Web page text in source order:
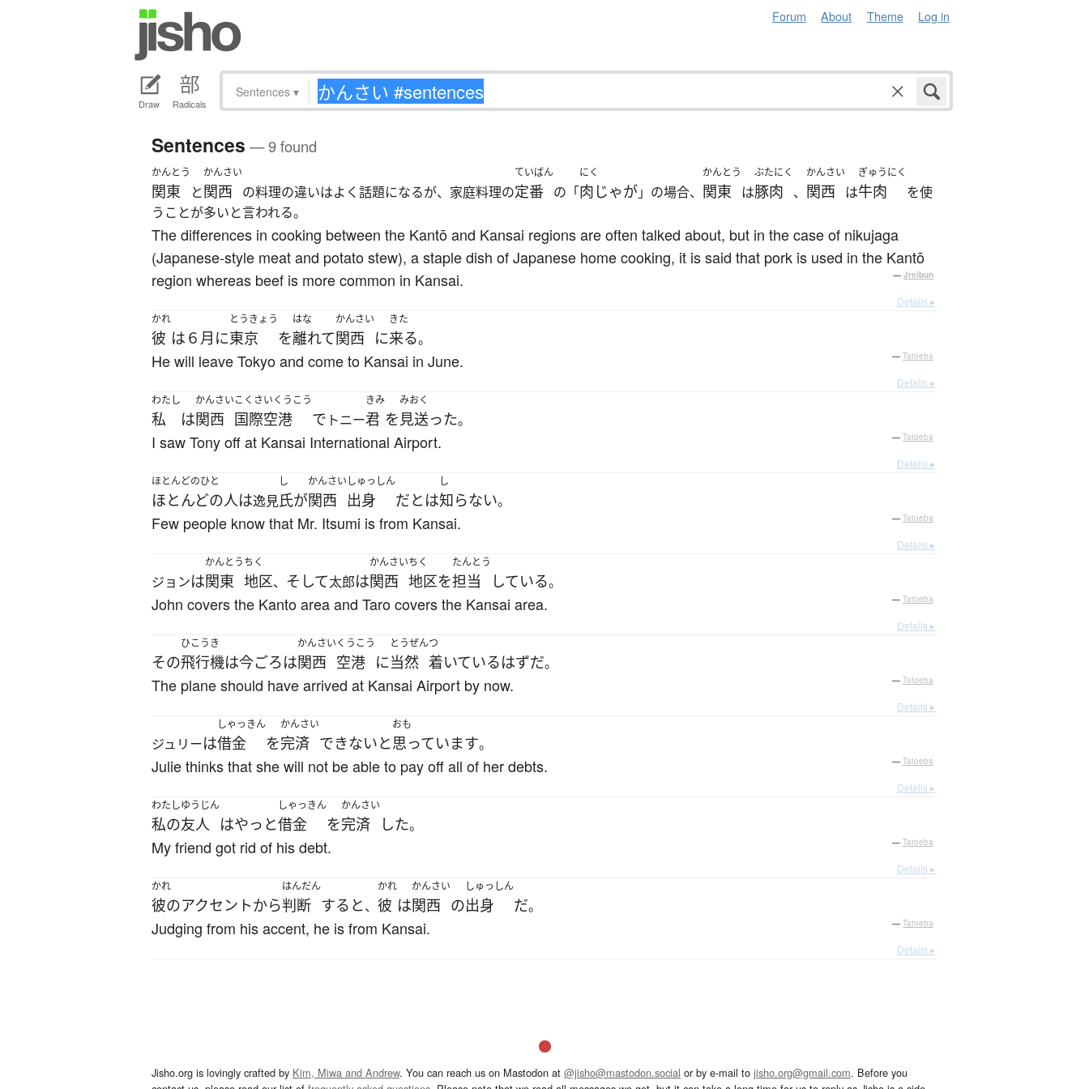
Forum About Theme Log in
Draw Radicals
Sentences ▾
Sentences — 9 found
かんとう
関東 と
かんさい
関西 の料理の違いはよく話題になるが、家庭料理の
ていばん
定番 の「
にく
肉じゃが」の場合、
かんとう
関東 は
ぶたにく
豚肉 、
かんさい
関西 は
ぎゅうにく
牛肉
を使
うことが多いと言われる。
The differences in cooking between the Kantō and Kansai regions are often talked about, but in the case of nikujaga
(Japanese-style meat and potato stew), a staple dish of Japanese home cooking, it is said that pork is used in the Kantō
region whereas beef is more common in Kansai.
— Jreibun
Details ▸
かれ
彼 は ６月 に
とうきょう
東京 を
はな
離れて
かんさい
関西 に
きた
来る。
He will leave Tokyo and come to Kansai in June. — Tatoeba
Details ▸
わたし
私 は
かんさい
関西
こくさいくうこう
国際空港 で トニー
きみ
君 を
みおく
見送った。
I saw Tony off at Kansai International Airport. — Tatoeba
Details ▸
ほとんどのひと
ほとんどの人は逸見
し
氏が
かんさい
関西
しゅっしん
出身 だとは
し
知らない。
Few people know that Mr. Itsumi is from Kansai. — Tatoeba
Details ▸
ジョンは
かんとう
関東
ちく
地区、 そして太郎は
かんさい
関西
ちく
地区を
たんとう
担当 している。
John covers the Kanto area and Taro covers the Kansai area. — Tatoeba
Details ▸
その
ひこうき
飛行機は今ごろは
かんさい
関西
くうこう
空港 に
とうぜん
当然
つ
着いているはずだ。
The plane should have arrived at Kansai Airport by now. — Tatoeba
Details ▸
ジュリーは
しゃっきん
借金 を
かんさい
完済 できないと
おも
思っています。
Julie thinks that she will not be able to pay off all of her debts. — Tatoeba
Details ▸
わたし
私の
ゆうじん
友人 はやっと
しゃっきん
借金 を
かんさい
完済 した。
My friend got rid of his debt. — Tatoeba
Details ▸
かれ
彼のアクセントから
はんだん
判断 する と、
かれ
彼 は
かんさい
関西 の
しゅっしん
出身 だ。
Judging from his accent, he is from Kansai. — Tatoeba
Details ▸
Jisho.org is lovingly crafted by Kim, Miwa and Andrew. You can reach us on Mastodon at @jisho@mastodon.social or by e-mail to jisho.org@gmail.com. Before you